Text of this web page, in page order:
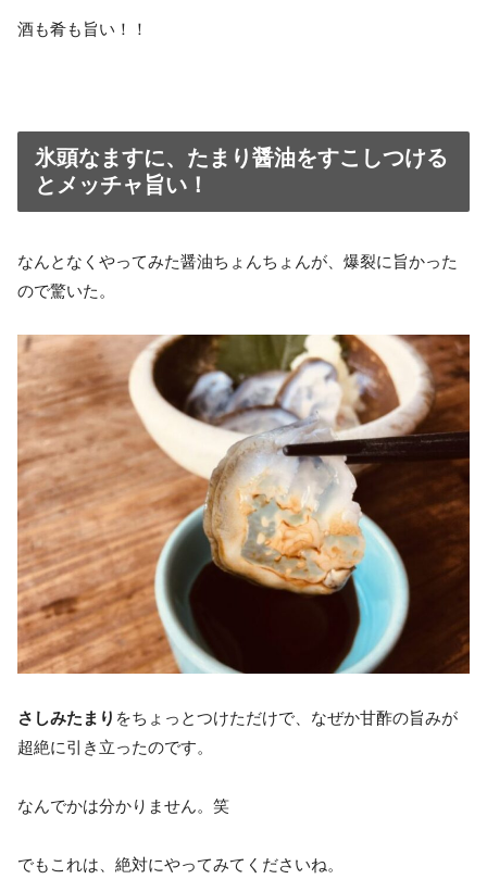
酒も肴も旨い！！
氷頭なますに、たまり醤油をすこしつける
とメッチャ旨い！
なんとなくやってみた醤油ちょんちょんが、爆裂に旨かった
ので驚いた。
さしみたまり をちょっとつけただけで、なぜか甘酢の旨みが
超絶に引き立ったのです。
なんでかは分かりません。笑
でもこれは、絶対にやってみてくださいね。